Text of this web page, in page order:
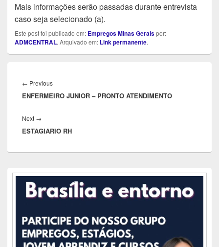
Mais informações serão passadas durante entrevista
caso seja selecionado (a).
Este post foi publicado em: Empregos Minas Geraispor:
ADMCENTRAL. Arquivado em: Link permanente.
de
Post
← PreviousPrevious
post:
ENFERMEIRO JUNIOR – PRONTO ATENDIMENTO
Next →
post:
ESTAGIARIO RH
Área